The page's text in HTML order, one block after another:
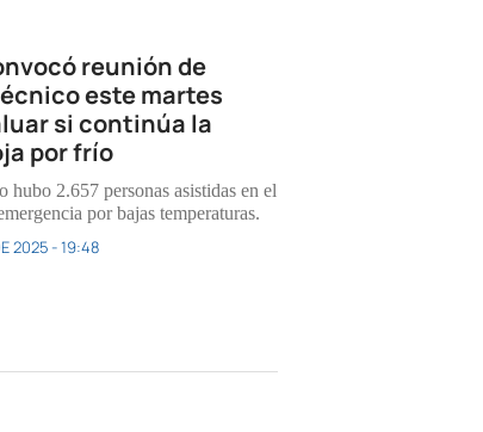
reunión de
este martes
si continúa la
por frío
hubo 2.657 personas asistidas en el
por bajas temperaturas.
2025 - 19:48